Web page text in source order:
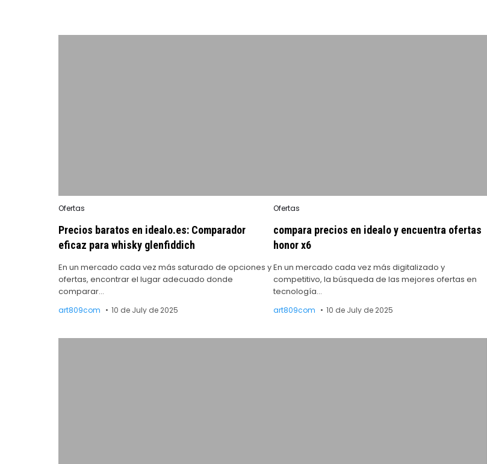
Posted
Ofertas
Precios baratos en idealo.es: Comparador
eficaz para whisky glenfiddich
En un mercado cada vez más saturado de opciones y
ofertas, encontrar el lugar adecuado donde
comparar…
art809com 10 de July de 2025
Posted
Ofertas
compara precios en idealo y encuentra ofertas
honor x6
En un mercado cada vez más digitalizado y
competitivo, la búsqueda de las mejores ofertas en
tecnología…
art809com 10 de July de 2025